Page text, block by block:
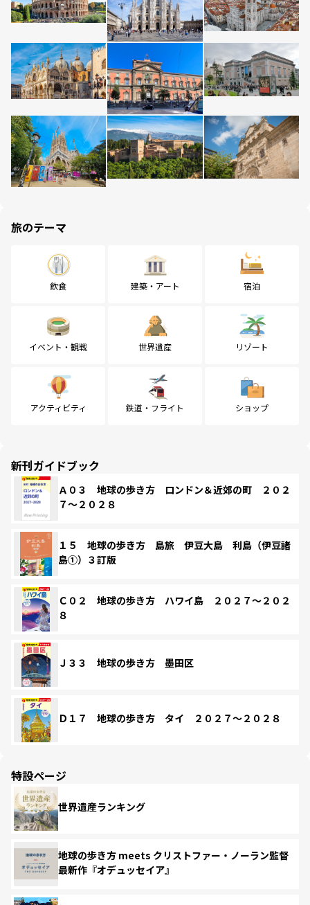
旅のテーマ
飲食 建築・アート 宿泊
イベント・観戦 世界遺産 リゾート
アクティビティ 鉄道・フライト ショップ
新刊ガイドブック
Ａ０３ 地球の歩き方 ロンドン＆近郊の町 ２０２
７～２０２８
１５ 地球の歩き方 島旅 伊豆大島 利島（伊豆諸
島①）３訂版
Ｃ０２ 地球の歩き方 ハワイ島 ２０２７～２０２
８
Ｊ３３ 地球の歩き方 墨田区
Ｄ１７ 地球の歩き方 タイ ２０２７～２０２８
特設ページ
世界遺産ランキング
地球の歩き方 meets クリストファー・ノーラン監督
最新作『オデュッセイア』